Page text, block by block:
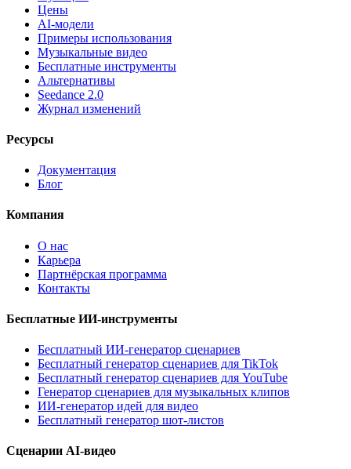
Цены
AI-модели
Примеры использования
Музыкальные видео
Бесплатные инструменты
Альтернативы
Seedance 2.0
Журнал изменений
Ресурсы
Документация
Блог
Компания
О нас
Карьера
Партнёрская программа
Контакты
Бесплатные ИИ-инструменты
Бесплатный ИИ-генератор сценариев
Бесплатный генератор сценариев для TikTok
Бесплатный генератор сценариев для YouTube
Генератор сценариев для музыкальных клипов
ИИ-генератор идей для видео
Бесплатный генератор шот-листов
Сценарии AI-видео